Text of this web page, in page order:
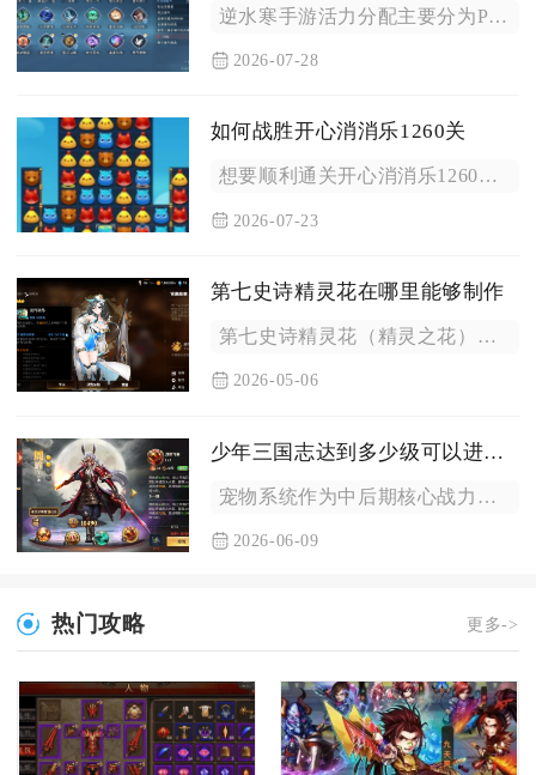
逆水寒手游活力分配主要分为PVE养成消耗、PVP竞技消耗、P...
2026-07-28
如何战胜开心消消乐1260关
想要顺利通关开心消消乐1260关，核心思路是优先破除左侧连片...
2026-07-23
第七史诗精灵花在哪里能够制作
第七史诗精灵花（精灵之花）可在圣域的精灵之森成长祭坛制作与合...
2026-05-06
少年三国志达到多少级可以进行宠物培养
宠物系统作为中后期核心战力增长点，解锁后可通过主界面“培养-...
2026-06-09
热门攻略 更多->